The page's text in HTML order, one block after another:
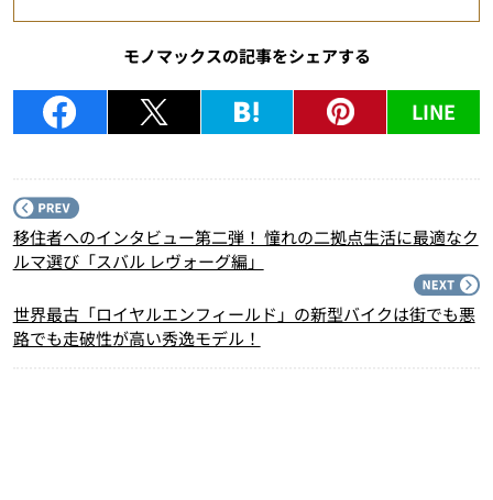
モノマックスの記事をシェアする
LINE
移住者へのインタビュー第二弾！ 憧れの二拠点生活に最適なク
ルマ選び「スバル レヴォーグ編」
世界最古「ロイヤルエンフィールド」の新型バイクは街でも悪
路でも走破性が高い秀逸モデル！